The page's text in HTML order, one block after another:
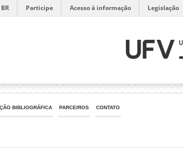
Participe Acesso à informação Legislação
BIBLIOGRÁFICA PARCEIROS CONTATO